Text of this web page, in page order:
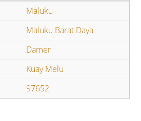
Maluku
Maluku Barat Daya
Damer
Kuay Melu
97652